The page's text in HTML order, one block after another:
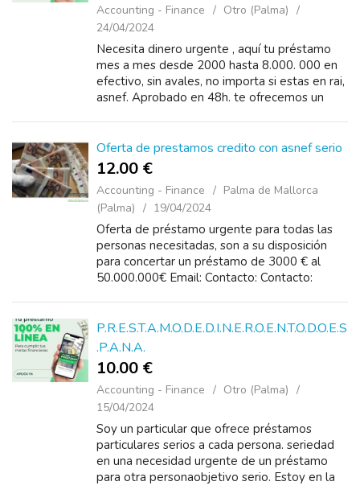
Accounting - Finance
Otro (Palma)
24/04/2024
Necesita dinero urgente , aquí tu préstamo
mes a mes desde 2000 hasta 8.000. 000 en
efectivo, sin avales, no importa si estas en rai,
asnef. Aprobado en 48h. te ofrecemos un
Oferta de prestamos credito con asnef serio
12.00 €
Accounting - Finance
Palma de Mallorca
(Palma)
19/04/2024
Oferta de préstamo urgente para todas las
personas necesitadas, son a su disposición
para concertar un préstamo de 3000 € al
50.000.000€ Email: Contacto: Contacto:
P.R.E.S.T.A.M.O.D.E.D.I.N.E.R.O.E.N.T.O.D.O.E.S
.P.A.N.A.
10.00 €
Accounting - Finance
Otro (Palma)
15/04/2024
Soy un particular que ofrece préstamos
particulares serios a cada persona. seriedad
en una necesidad urgente de un préstamo
para otra personaobjetivo serio. Estoy en la